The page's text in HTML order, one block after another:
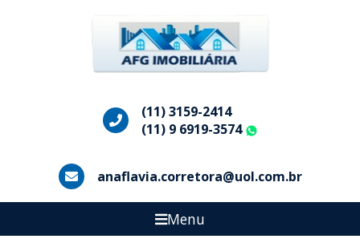
(11) 3159-2414
(11) 9 6919-3574
anaflavia.corretora@uol.com.br
Menu